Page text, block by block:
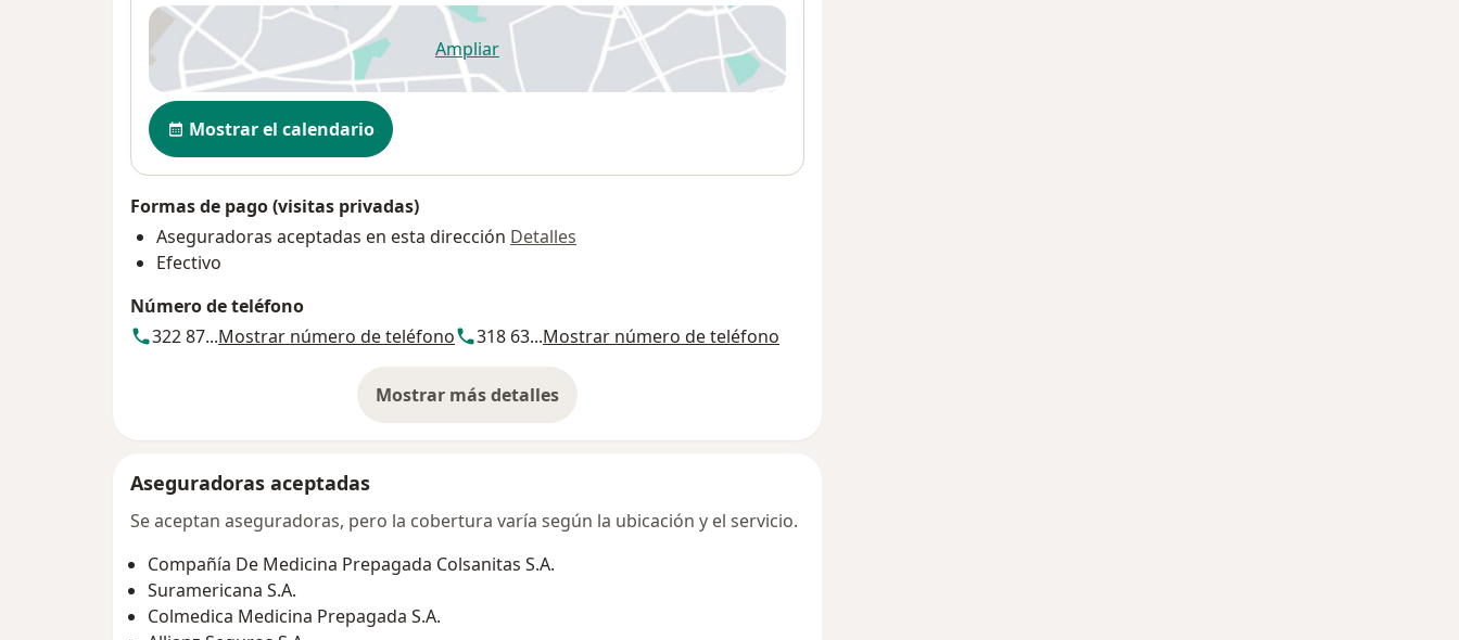
Ampliarse abre en una nueva pestaña
Disponibilidad
Mostrar el calendario
Formas de pago (visitas privadas)
Aseguradoras aceptadas en esta dirección Detalles
Efectivo
Número de teléfono
322 87...Mostrar número de teléfono 318 63...Mostrar número de teléfono
Mostrar más detalles
sobre la dirección
Aseguradoras aceptadas
Se aceptan aseguradoras, pero la cobertura varía según la ubicación y el servicio.
Compañía De Medicina Prepagada Colsanitas S.A.
Suramericana S.A.
Colmedica Medicina Prepagada S.A.